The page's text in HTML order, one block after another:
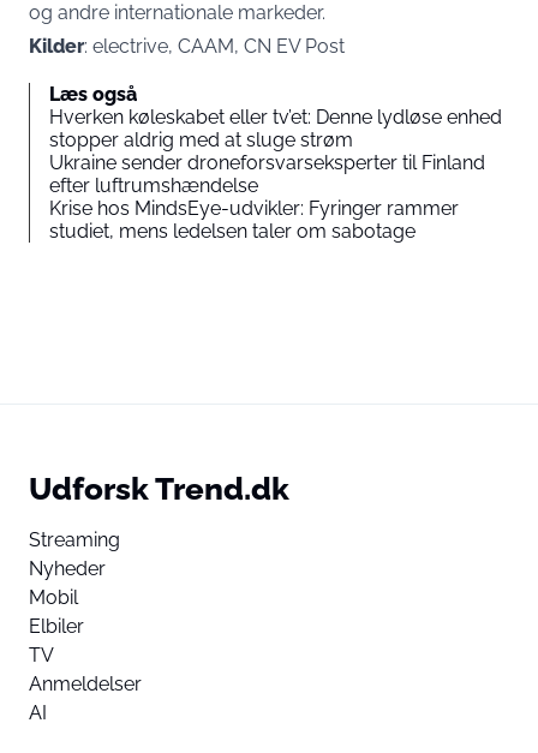
og andre internationale markeder.
Kilder: electrive, CAAM, CN EV Post
Læs også
Hverken køleskabet eller tv’et: Denne lydløse enhed
stopper aldrig med at sluge strøm
Ukraine sender droneforsvarseksperter til Finland
efter luftrumshændelse
Krise hos MindsEye-udvikler: Fyringer rammer
studiet, mens ledelsen taler om sabotage
Udforsk Trend.dk
Streaming
Nyheder
Mobil
Elbiler
TV
Anmeldelser
AI